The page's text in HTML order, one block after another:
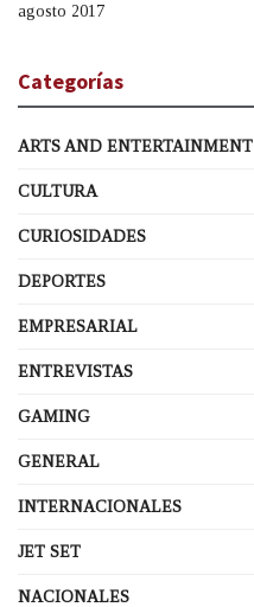
agosto 2017
Categorías
ARTS AND ENTERTAINMENT
CULTURA
CURIOSIDADES
DEPORTES
EMPRESARIAL
ENTREVISTAS
GAMING
GENERAL
INTERNACIONALES
JET SET
NACIONALES